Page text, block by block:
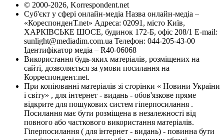
© 2000-2026, Korrespondent.net
Суб'єкт у сфері онлайн-медіа Назва онлайн-медіа –
«КореспонденТ.net» Адреса: 02091, місто Київ,
ХАРКІВСЬКЕ ШОСЕ, будинок 172-Б, офіс 208/1 E-mail:
sunlight@mediadim.com.ua Телефон: 044-205-43-00
Ідентифікатор медіа – R40-06068
Використання будь-яких матеріалів, розміщених на
сайті, дозволяється за умови посилання на
Корреспондент.net.
При копіюванні матеріалів зі сторінки « Новини України
і світу» , для інтернет - видань - обов'язкове пряме
відкрите для пошукових систем гіперпосилання .
Посилання має бути розміщена в незалежності від
повного або часткового використання матеріалів.
Гіперпосилання ( для інтернет - видань) - повинна бути